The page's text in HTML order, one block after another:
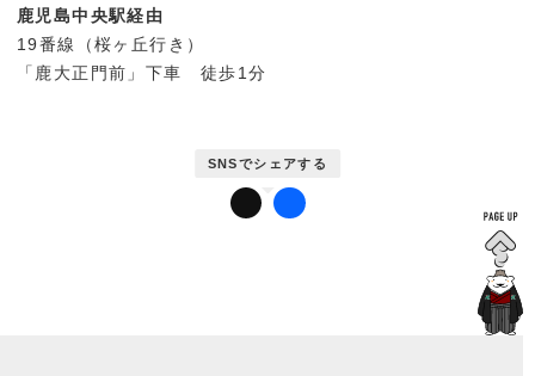
鹿児島中央駅経由
19番線（桜ヶ丘行き）
「鹿大正門前」下車 徒歩1分